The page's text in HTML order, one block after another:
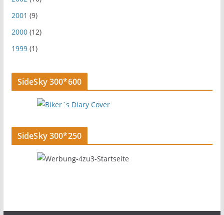
2001 (9)
2000(12)
1999(1)
SideSky 300*600
SideSky 300*250